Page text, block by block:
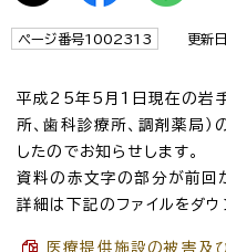
ページ番号1002313 更新日
平成25年5月1日現在の岩
所、歯科診療所、調剤薬局
したのでお知らせします。
資料の赤文字の部分が前回
詳細は下記のファイルをダウ
医療提供施設の被害及